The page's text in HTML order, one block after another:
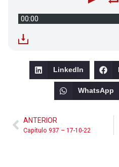
00:00
LinkedIn
WhatsApp
ANTERIOR
Capítulo 937 – 17-10-22